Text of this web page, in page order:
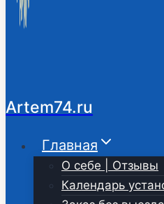
Artem74.ru
Главная
О себе | Отзывы
Календарь